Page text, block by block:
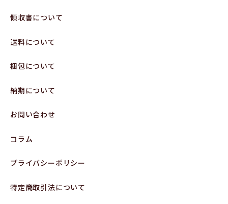
領収書について
送料について
梱包について
納期について
お問い合わせ
コラム
プライバシーポリシー
特定商取引法について